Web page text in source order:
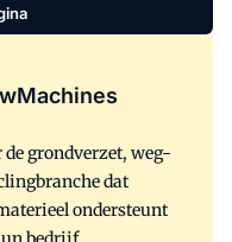
grondverzet, weg-
dat
ondersteunt